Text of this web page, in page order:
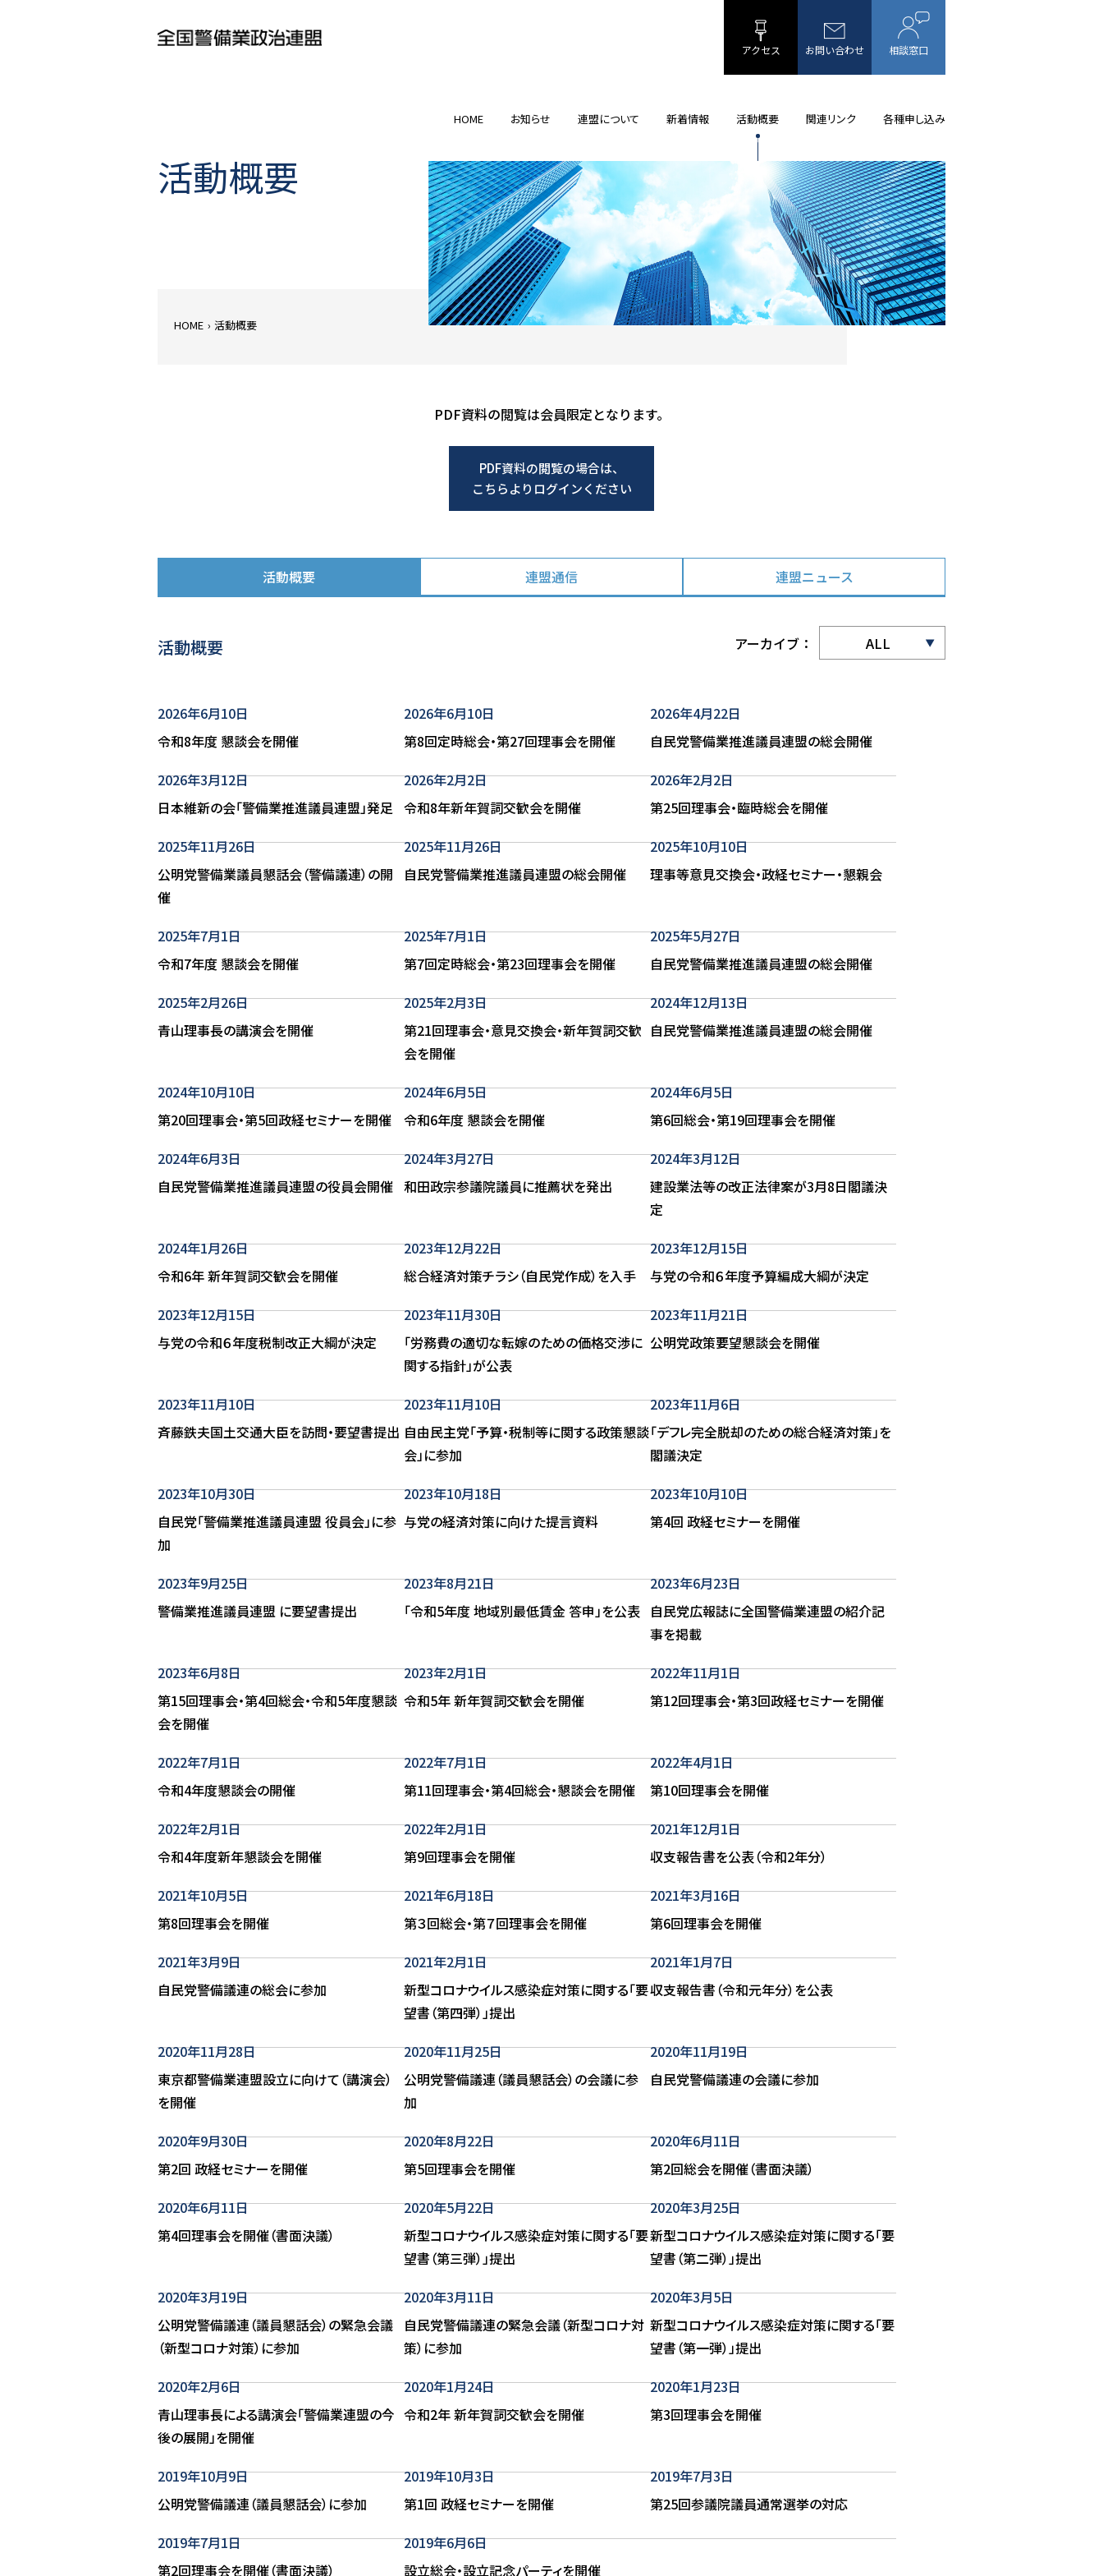
アクセス お問い合わせ 相談窓口
HOME お知らせ 連盟について 新着情報 活動概要 関連リンク 各種申し込み
活動概要
HOME › 活動概要
PDF資料の閲覧は会員限定となります。
PDF資料の閲覧の場合は、
こちらよりログインください
活動概要 連盟通信 連盟ニュース
活動概要 アーカイブ：
2026年6月10日
令和8年度 懇談会を開催
2026年6月10日
第8回定時総会・第27回理事会を開催
2026年4月22日
自民党警備業推進議員連盟の総会開催
2026年3月12日
日本維新の会「警備業推進議員連盟」発足
2026年2月2日
令和8年新年賀詞交歓会を開催
2026年2月2日
第25回理事会・臨時総会を開催
2025年11月26日
公明党警備業議員懇話会（警備議連）の開
催
2025年11月26日
自民党警備業推進議員連盟の総会開催
2025年10月10日
理事等意見交換会・政経セミナー・懇親会
2025年7月1日
令和7年度 懇談会を開催
2025年7月1日
第7回定時総会・第23回理事会を開催
2025年5月27日
自民党警備業推進議員連盟の総会開催
2025年2月26日
青山理事長の講演会を開催
2025年2月3日
第21回理事会・意見交換会・新年賀詞交歓
会を開催
2024年12月13日
自民党警備業推進議員連盟の総会開催
2024年10月10日
第20回理事会・第5回政経セミナーを開催
2024年6月5日
令和6年度 懇談会を開催
2024年6月5日
第6回総会・第19回理事会を開催
2024年6月3日
自民党警備業推進議員連盟の役員会開催
2024年3月27日
和田政宗参議院議員に推薦状を発出
2024年3月12日
建設業法等の改正法律案が3月8日閣議決
定
2024年1月26日
令和6年 新年賀詞交歓会を開催
2023年12月22日
総合経済対策チラシ（自民党作成）を入手
2023年12月15日
与党の令和６年度予算編成大綱が決定
2023年12月15日
与党の令和６年度税制改正大綱が決定
2023年11月30日
「労務費の適切な転嫁のための価格交渉に
関する指針」が公表
2023年11月21日
公明党政策要望懇談会を開催
2023年11月10日
斉藤鉄夫国土交通大臣を訪問・要望書提出
2023年11月10日
自由民主党「予算・税制等に関する政策懇談
会」に参加
2023年11月6日
「デフレ完全脱却のための総合経済対策」を
閣議決定
2023年10月30日
自民党「警備業推進議員連盟 役員会」に参
加
2023年10月18日
与党の経済対策に向けた提言資料
2023年10月10日
第4回 政経セミナーを開催
2023年9月25日
警備業推進議員連盟 に要望書提出
2023年8月21日
「令和5年度 地域別最低賃金 答申」を公表
2023年6月23日
自民党広報誌に全国警備業連盟の紹介記
事を掲載
2023年6月8日
第15回理事会・第4回総会・令和5年度懇談
会を開催
2023年2月1日
令和5年 新年賀詞交歓会を開催
2022年11月1日
第12回理事会・第3回政経セミナーを開催
2022年7月1日
令和4年度懇談会の開催
2022年7月1日
第11回理事会・第4回総会・懇談会を開催
2022年4月1日
第10回理事会を開催
2022年2月1日
令和4年度新年懇談会を開催
2022年2月1日
第9回理事会を開催
2021年12月1日
収支報告書を公表（令和2年分）
2021年10月5日
第8回理事会を開催
2021年6月18日
第３回総会・第７回理事会を開催
2021年3月16日
第6回理事会を開催
2021年3月9日
自民党警備議連の総会に参加
2021年2月1日
新型コロナウイルス感染症対策に関する「要
望書（第四弾）」提出
2021年1月7日
収支報告書（令和元年分）を公表
2020年11月28日
東京都警備業連盟設立に向けて（講演会）
を開催
2020年11月25日
公明党警備議連（議員懇話会）の会議に参
加
2020年11月19日
自民党警備議連の会議に参加
2020年9月30日
第2回 政経セミナーを開催
2020年8月22日
第5回理事会を開催
2020年6月11日
第2回総会を開催（書面決議）
2020年6月11日
第4回理事会を開催（書面決議）
2020年5月22日
新型コロナウイルス感染症対策に関する「要
望書（第三弾）」提出
2020年3月25日
新型コロナウイルス感染症対策に関する「要
望書（第二弾）」提出
2020年3月19日
公明党警備議連（議員懇話会）の緊急会議
（新型コロナ対策）に参加
2020年3月11日
自民党警備議連の緊急会議（新型コロナ対
策）に参加
2020年3月5日
新型コロナウイルス感染症対策に関する「要
望書（第一弾）」提出
2020年2月6日
青山理事長による講演会「警備業連盟の今
後の展開」を開催
2020年1月24日
令和2年 新年賀詞交歓会を開催
2020年1月23日
第3回理事会を開催
2019年10月9日
公明党警備議連（議員懇話会）に参加
2019年10月3日
第1回 政経セミナーを開催
2019年7月3日
第25回参議院議員通常選挙の対応
2019年7月1日
第2回理事会を開催（書面決議）
2019年6月6日
設立総会・設立記念パーティを開催